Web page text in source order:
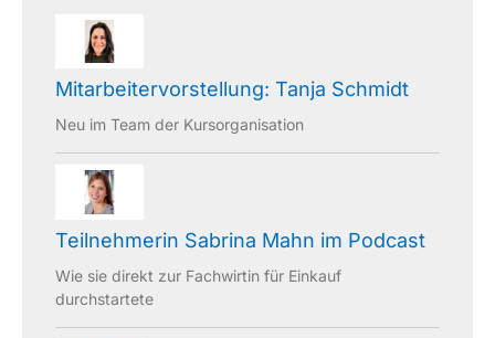
Mitarbeitervorstellung: Tanja Schmidt
Neu im Team der Kursorganisation
Teilnehmerin Sabrina Mahn im Podcast
Wie sie direkt zur Fachwirtin für Einkauf
durchstartete